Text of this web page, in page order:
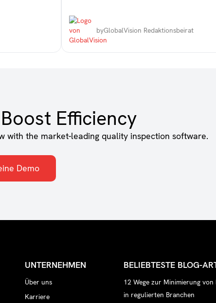
byGlobalVision Redaktionsbeirat
Efficiency
with the market-leading quality inspection software.
Demo
UNTERNEHMEN
Über uns
Karriere
BELIEBTESTE BLOG-
12 Wege zur Minimierung
in regulierten Branchen